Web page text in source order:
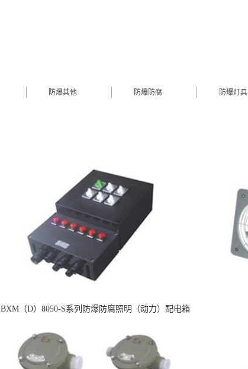
防爆其他 防爆防腐 防爆灯具
BXM（D）8050-S系列防爆防腐照明（动力）配电箱